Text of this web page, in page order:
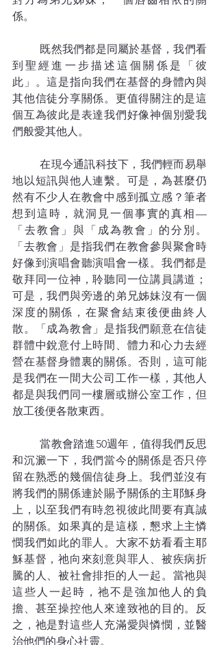
係。
到聖經進一步描述這個關係是「彼
此」。這是指向我們在基督的身體內與
其他信徒分享關係。更值得關注的是這
個互為彼此是表達我們好像神個別愛我
們般愛其他人。
	在現今通訊科技下，我們輕而易舉
地以短訊與他人連繫。可是，為甚麼仍
然有不少人在教會中感到孤立感？筆者
想到這時，就洞見一個事實的真相—
「去教會」與「成為教會」的分別。
「去教會」是指我們在教會參與聚會時
好像到演唱會聽演唱會一樣。我們都是
敬拜同一位神，聆聽同一位講員講道；
可是，我們與旁邊的弟兄姊妹沒有一個
深度的關係，在聚會結束後便曲終人
散。「成為教會」是指我們願意在信徒
群體中銳意付上時間、體力和心力去經
營在基督身體裏的關係。否則，這可能
是我們在一間大公司工作一樣，其他人
都是與我們同一樓層或辦公室工作，但
放工後便各散東西。
	當教會踏進50週年，值得我們反思
和沉澱一下，我們當今的關係是否只停
留在熟悉的幾個信徒身上。我們並沒有
將我們的關係連於賜予關係的主耶穌身
上，以至我們有時忽視彼此間要有真誠
的關係。如果真的是這樣，懇求上主憐
憫我們如此的罪人。大家不妨看看主耶
穌基督，祂向來刻意與罪人、被疾病折
騰的人、被社會排拒的人一起。當祂與
這些人一起時，祂不是強加他人的負
擔、甚至操控他人來達致祂的目的。反
之，祂是對這些人充滿愛與憐憫，並醫
治他們的身心社靈。